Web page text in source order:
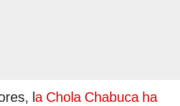
la Chola Chabuca ha